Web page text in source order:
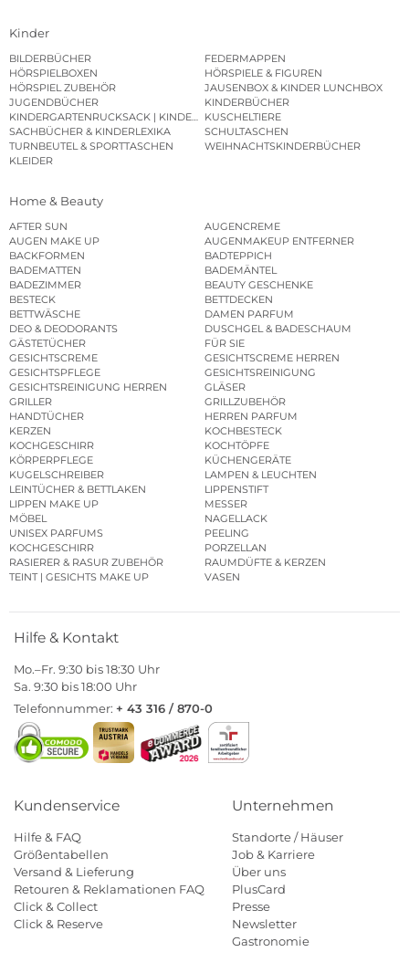
Kinder
BILDERBÜCHER
FEDERMAPPEN
HÖRSPIELBOXEN
HÖRSPIELE & FIGUREN
HÖRSPIEL ZUBEHÖR
JAUSENBOX & KINDER LUNCHBOX
JUGENDBÜCHER
KINDERBÜCHER
KINDERGARTENRUCKSACK | KINDERGARTENBEUTEL
KUSCHELTIERE
SACHBÜCHER & KINDERLEXIKA
SCHULTASCHEN
TURNBEUTEL & SPORTTASCHEN
WEIHNACHTSKINDERBÜCHER
KLEIDER
Home & Beauty
AFTER SUN
AUGENCREME
AUGEN MAKE UP
AUGENMAKEUP ENTFERNER
BACKFORMEN
BADTEPPICH
BADEMATTEN
BADEMÄNTEL
BADEZIMMER
BEAUTY GESCHENKE
BESTECK
BETTDECKEN
BETTWÄSCHE
DAMEN PARFUM
DEO & DEODORANTS
DUSCHGEL & BADESCHAUM
GÄSTETÜCHER
FÜR SIE
GESICHTSCREME
GESICHTSCREME HERREN
GESICHTSPFLEGE
GESICHTSREINIGUNG
GESICHTSREINIGUNG HERREN
GLÄSER
GRILLER
GRILLZUBEHÖR
HANDTÜCHER
HERREN PARFUM
KERZEN
KOCHBESTECK
KOCHGESCHIRR
KOCHTÖPFE
KÖRPERPFLEGE
KÜCHENGERÄTE
KUGELSCHREIBER
LAMPEN & LEUCHTEN
LEINTÜCHER & BETTLAKEN
LIPPENSTIFT
LIPPEN MAKE UP
MESSER
MÖBEL
NAGELLACK
UNISEX PARFUMS
PEELING
KOCHGESCHIRR
PORZELLAN
RASIERER & RASUR ZUBEHÖR
RAUMDÜFTE & KERZEN
TEINT | GESICHTS MAKE UP
VASEN
Hilfe & Kontakt
Mo.–Fr. 9:30 bis 18:30 Uhr
Sa. 9:30 bis 18:00 Uhr
Telefonnummer: + 43 316 / 870-0
Kundenservice
Hilfe & FAQ
Größentabellen
Versand & Lieferung
Retouren & Reklamationen FAQ
Click & Collect
Click & Reserve
Unternehmen
Standorte / Häuser
Job & Karriere
Über uns
PlusCard
Presse
Newsletter
Gastronomie